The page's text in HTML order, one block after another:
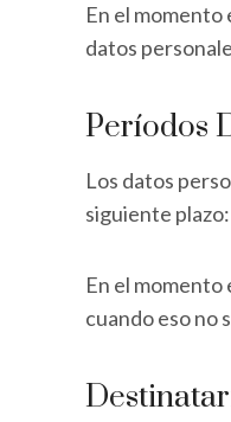
En el
datos
Períodos
Los datos
siguiente
En el momento
cuando eso no